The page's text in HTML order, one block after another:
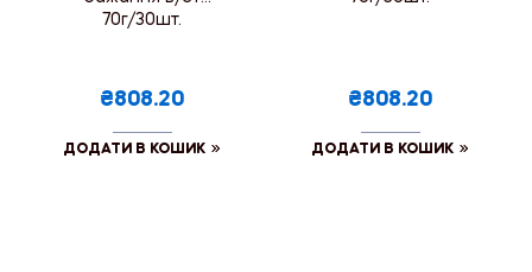
70г/30шт.
₴808.20
ДОДАТИ В КОШИК
₴808.20
ДОДАТИ В КОШИК